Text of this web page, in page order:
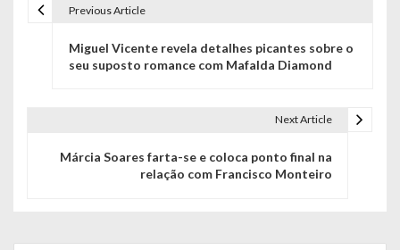
Previous Article
Miguel Vicente revela detalhes picantes sobre o
seu suposto romance com Mafalda Diamond
Next Article
Márcia Soares farta-se e coloca ponto final na
relação com Francisco Monteiro